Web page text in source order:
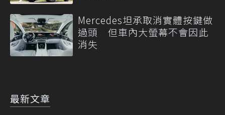
Mercedes坦承取消實體按鍵做
過頭 但車內大螢幕不會因此
消失
最新文章